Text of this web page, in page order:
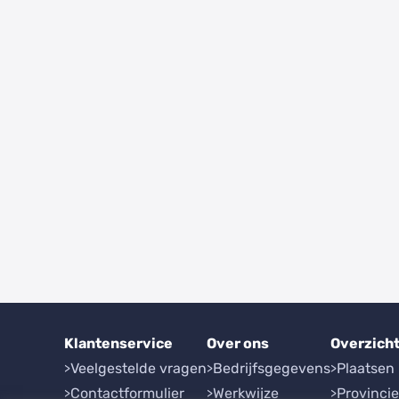
Klantenservice
Veelgestelde vragen
Contactformulier
Over ons
Bedrijfsgegevens
Werkwijze
Plaatsen